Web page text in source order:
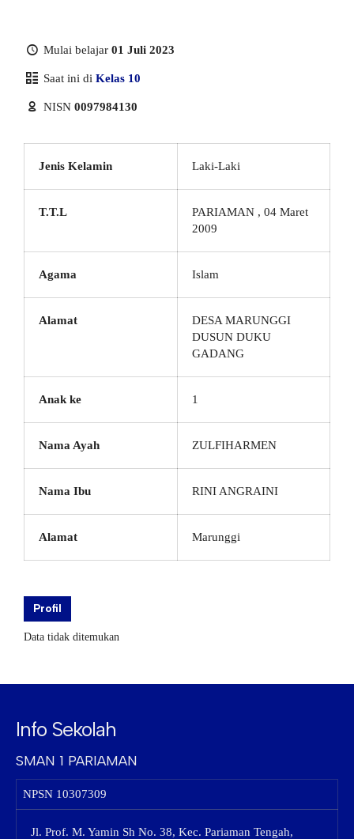
Mulai belajar 01 Juli 2023
Saat ini di Kelas 10
NISN 0097984130
Jenis Kelamin Laki-Laki
T.T.L
PARIAMAN , 04 Maret
2009
Agama Islam
Alamat
DESA MARUNGGI
DUSUN DUKU
GADANG
Anak ke 1
Nama Ayah ZULFIHARMEN
Nama Ibu RINI ANGRAINI
Alamat Marunggi
Profil
Data tidak ditemukan
Info Sekolah
SMAN 1 PARIAMAN
NPSN 10307309
Jl. Prof. M. Yamin Sh No. 38, Kec. Pariaman Tengah,